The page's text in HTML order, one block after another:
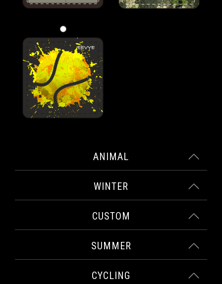
ANIMAL
WINTER
CUSTOM
SUMMER
CYCLING